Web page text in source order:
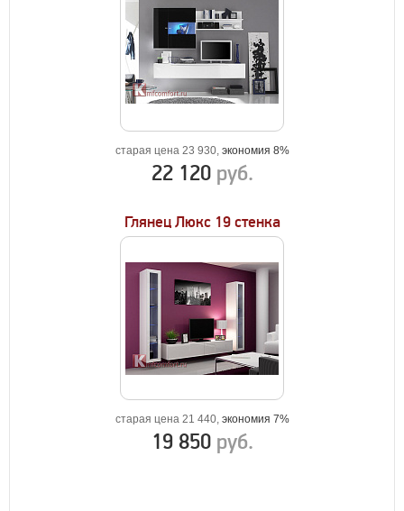
старая цена 23 930, экономия 8%
22 120 руб.
Глянец Люкс 19 стенка
старая цена 21 440, экономия 7%
19 850 руб.